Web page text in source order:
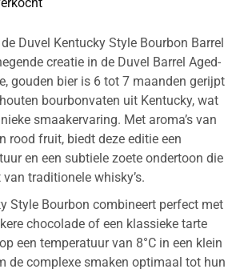
Duvel Kentucky Style Bourbon Barrel
creatie in de Duvel Barrel Aged-
gouden bier is 6 tot 7 maanden gerijpt
bourbonvaten uit Kentucky, wat
smaakervaring. Met aroma’s van
rood fruit, biedt deze editie een
en een subtiele zoete ondertoon die
traditionele whisky’s.
Style Bourbon combineert perfect met
chocolade of een klassieke tarte
een temperatuur van 8°C in een klein
de complexe smaken optimaal tot hun